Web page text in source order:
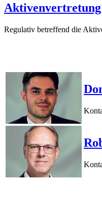
Regulativ betreffend die